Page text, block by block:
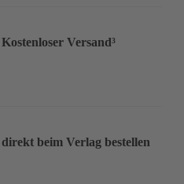
Kostenloser Versand³
direkt beim Verlag bestellen